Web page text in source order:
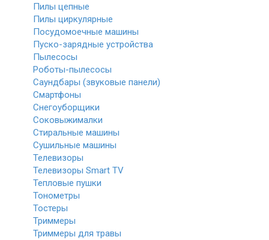
Пилы цепные
Пилы циркулярные
Посудомоечные машины
Пуско-зарядные устройства
Пылесосы
Роботы-пылесосы
Саундбары (звуковые панели)
Смартфоны
Снегоуборщики
Соковыжималки
Стиральные машины
Сушильные машины
Телевизоры
Телевизоры Smart TV
Тепловые пушки
Тонометры
Тостеры
Триммеры
Триммеры для травы